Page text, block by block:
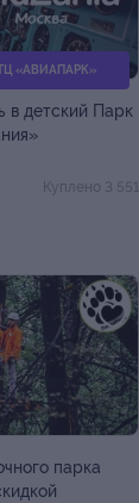
«АВИАПАРК»
в детский Парк
Куплено 3 551
парка